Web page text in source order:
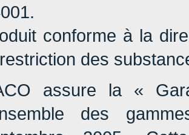
conforme à la
des
assure la «
des